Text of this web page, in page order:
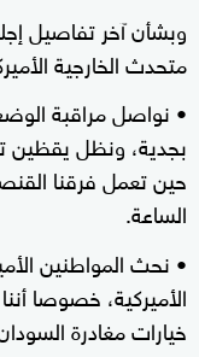
وبشأن آخر تفاصيل
متحدث الخارجية
• نواصل مراقبة
بجدية، ونظل يقظين
حين تعمل فرقنا
الساعة.
• نحث المواطنين
الأميركية، خصوصا
خيارات مغادرة